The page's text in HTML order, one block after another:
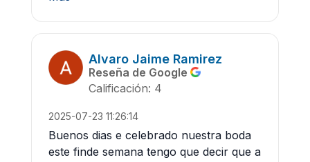
Alvaro Jaime Ramirez
Reseña de Google
Calificación: 4
2025-07-23 11:26:14
Buenos dias e celebrado nuestra boda
este finde semana tengo que decir que a